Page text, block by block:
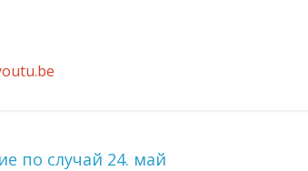
по случай 24. май